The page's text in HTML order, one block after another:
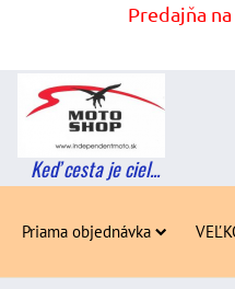
Predajňa
Keď cesta je ciel...
Priama objednávka